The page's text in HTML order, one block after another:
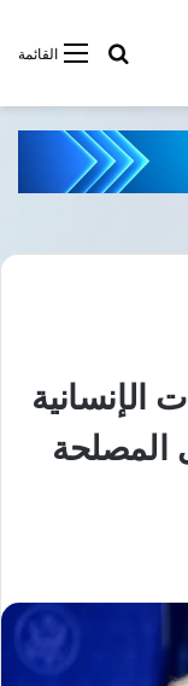
القائمةأبحت فى
المصلحة